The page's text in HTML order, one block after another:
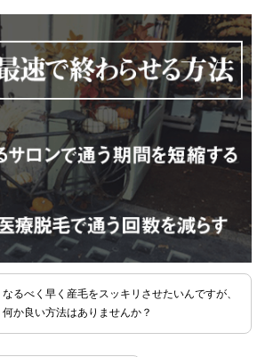
なるべく早く産毛をスッキリさせたいんですが、
何か良い方法はありませんか？